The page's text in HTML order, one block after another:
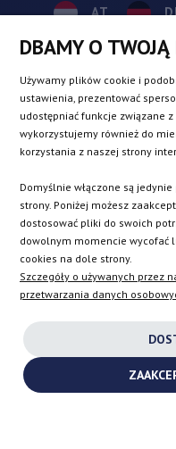
AT
CZ
DBAMY O TWOJĄ
Używamy plików cookie i
ustawienia, prezentować
udostępniać funkcje związane
wykorzystujemy również do
korzystania z naszej strony
Domyślnie włączone są
strony. Poniżej możesz
dostosować pliki do swoich
dowolnym momencie wycofać
cookies na dole strony.
Szczegóły o używanych przez
przetwarzania danych